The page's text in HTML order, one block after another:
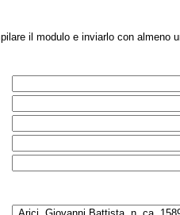
il modulo e inviarlo con almeno